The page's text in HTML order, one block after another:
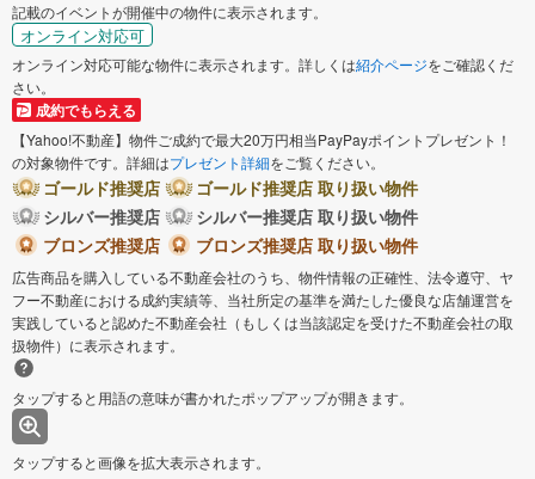
記載のイベントが開催中の物件に表示されます。
オンライン対応可
オンライン対応可能な物件に表示されます。詳しくは紹介ページをご確認くだ
さい。
成約でもらえる
【Yahoo!不動産】物件ご成約で最大20万円相当PayPayポイントプレゼント！
の対象物件です。詳細はプレゼント詳細をご覧ください。
ゴールド推奨店
ゴールド推奨店 取り扱い物件
シルバー推奨店
シルバー推奨店 取り扱い物件
ブロンズ推奨店
ブロンズ推奨店 取り扱い物件
広告商品を購入している不動産会社のうち、物件情報の正確性、法令遵守、ヤ
フー不動産における成約実績等、当社所定の基準を満たした優良な店舗運営を
実践していると認めた不動産会社（もしくは当該認定を受けた不動産会社の取
扱物件）に表示されます。
タップすると用語の意味が書かれたポップアップが開きます。
タップすると画像を拡大表示されます。